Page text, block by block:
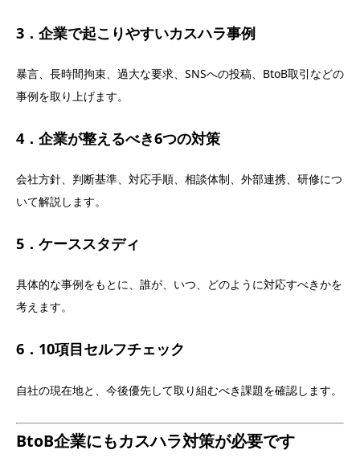
3．企業で起こりやすいカスハラ事例
暴言、長時間拘束、過大な要求、SNSへの投稿、BtoB取引などの
事例を取り上げます。
4．企業が整えるべき6つの対策
会社方針、判断基準、対応手順、相談体制、外部連携、研修につ
いて解説します。
5．ケーススタディ
具体的な事例をもとに、誰が、いつ、どのように対応すべきかを
考えます。
6．10項目セルフチェック
自社の現在地と、今後優先して取り組むべき課題を確認します。
BtoB企業にもカスハラ対策が必要です